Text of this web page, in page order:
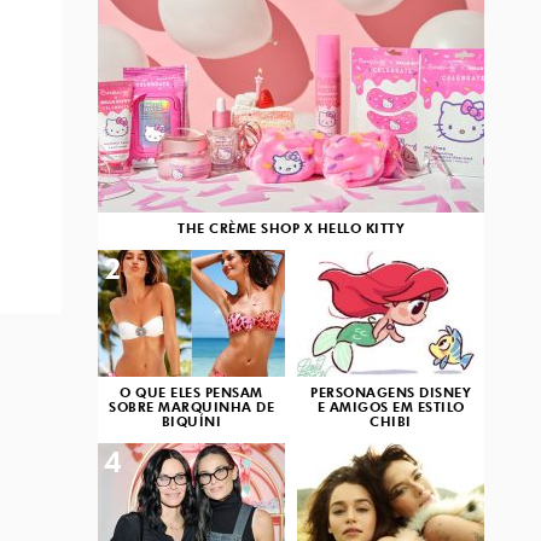
THE CRÈME SHOP X HELLO KITTY
O QUE ELES PENSAM
SOBRE MARQUINHA DE
BIQUÍNI
2
PERSONAGENS DISNEY
E AMIGOS EM ESTILO
CHIBI
3
4